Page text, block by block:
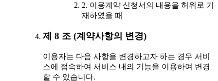
2. 이용계약 신청서의 내용을 허위로 기
재하였을 때
제 8 조 (계약사항의 변경)
이용자는 다음 사항을 변경하고자 하는 경우 서비
스에 접속하여 서비스 내의 기능을 이용하여 변경
할 수 있습니다.